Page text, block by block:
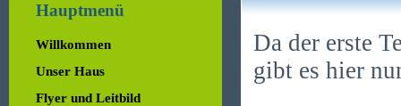
Hauptmenü
Willkommen
Unser Haus
Flyer und Leitbild
Da der erste
gibt es hier